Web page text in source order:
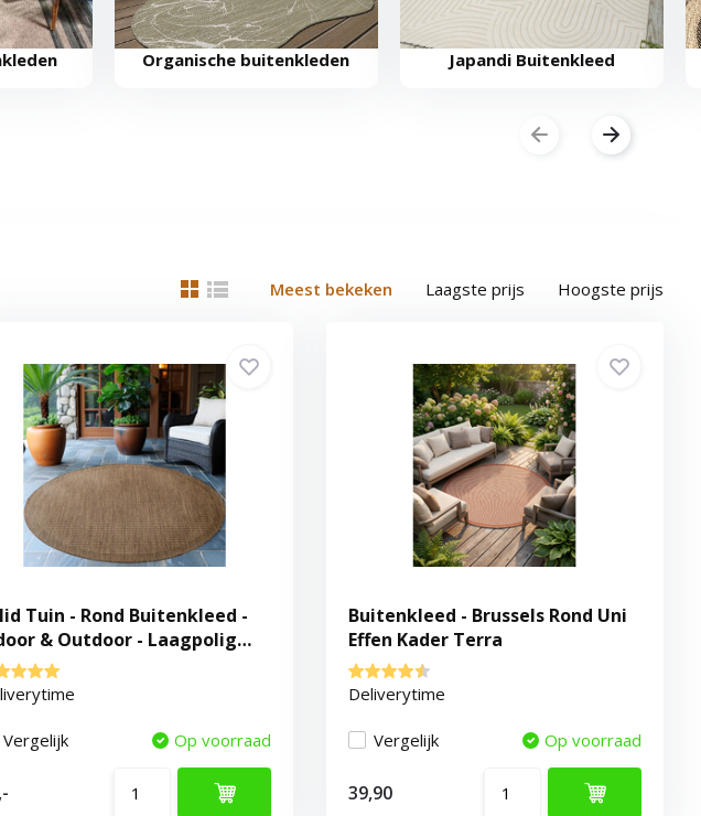
Organische buitenkleden Japandi Buitenkleed
Meest bekeken Laagste prijs Hoogste prijs
Tuin - Rond Buitenkleed -
& Outdoor - Laagpolig
- Bruin Beige
Vergelijk Op voorraad
Buitenkleed - Brussels Rond Uni
Effen Kader Terra
Deliverytime
Vergelijk Op voorraad
39,90